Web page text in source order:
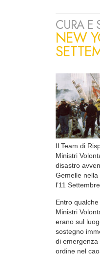
CURA E
NEW
Il Team di
Ministri
disastro
Gemelle nella
l’11
Entro
Ministri
erano sul
sostegno
di
ordine nel